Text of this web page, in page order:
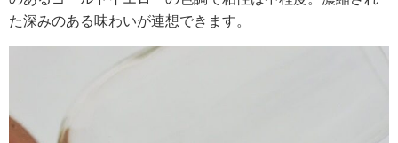
た深みのある味わいが連想できます。